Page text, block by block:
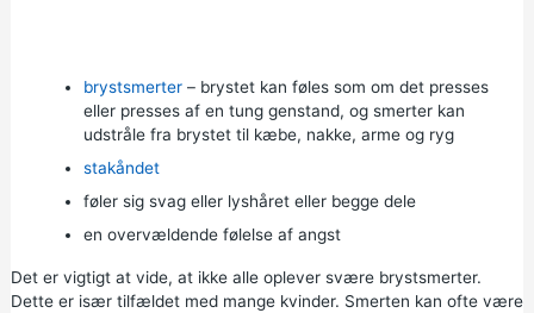
brystsmerter– brystet kan føles som om det presses
eller presses af en tung genstand, og smerter kan
udstråle fra brystet til kæbe, nakke, arme og ryg
stakåndet
føler sig svag eller lyshåret eller begge dele
en overvældende følelse af angst
Det er vigtigt at vide, at ikke alle oplever svære brystsmerter.
Dette er især tilfældet med mange kvinder. Smerten kan ofte være